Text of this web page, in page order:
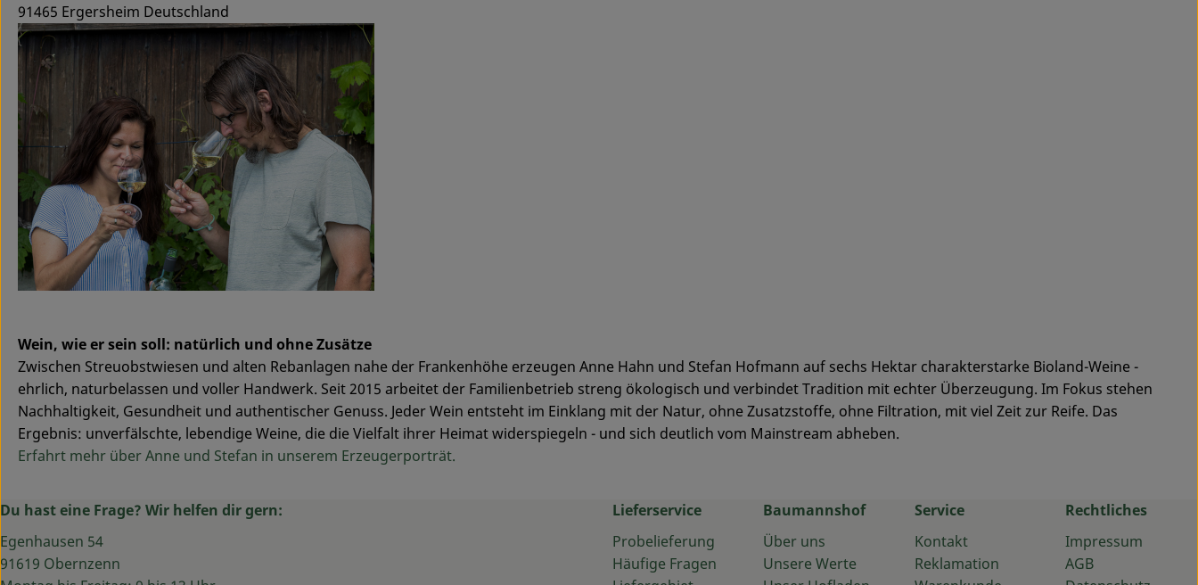
91465 Ergersheim Deutschland
Wein, wie er sein soll: natürlich und ohne Zusätze
Zwischen Streuobstwiesen und alten Rebanlagen nahe der Frankenhöhe erzeugen Anne Hahn und Stefan Hofmann auf sechs Hektar charakterstarke Bioland-Weine -
ehrlich, naturbelassen und voller Handwerk. Seit 2015 arbeitet der Familienbetrieb streng ökologisch und verbindet Tradition mit echter Überzeugung. Im Fokus stehen
Nachhaltigkeit, Gesundheit und authentischer Genuss. Jeder Wein entsteht im Einklang mit der Natur, ohne Zusatzstoffe, ohne Filtration, mit viel Zeit zur Reife. Das
Ergebnis: unverfälschte, lebendige Weine, die die Vielfalt ihrer Heimat widerspiegeln - und sich deutlich vom Mainstream abheben.
Erfahrt mehr über Anne und Stefan in unserem Erzeugerporträt.
Du hast eine Frage? Wir helfen dir gern:
Egenhausen 54
91619 Obernzenn
Lieferservice
Probelieferung
Häufige Fragen
Baumannshof
Über uns
Unsere Werte
Service
Kontakt
Reklamation
Rechtliches
Impressum
AGB